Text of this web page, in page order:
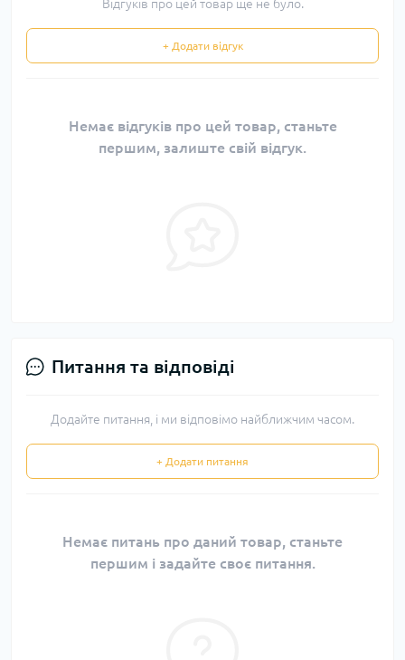
Відгуків про цей товар ще не було.
+ Додати відгук
Немає відгуків про цей товар, станьте
першим, залиште свій відгук.
Питання та відповіді
Додайте питання, і ми відповімо найближчим часом.
+ Додати питання
Немає питань про даний товар, станьте
першим і задайте своє питання.